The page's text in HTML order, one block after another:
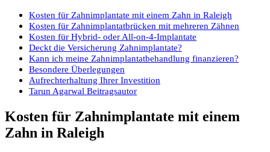
Kosten für Zahnimplantate mit einem Zahn in Raleigh
Kosten für Zahnimplantatbrücken mit mehreren Zähnen
Kosten für Hybrid- oder All-on-4-Implantate
Deckt die Versicherung Zahnimplantate?
Kann ich meine Zahnimplantatbehandlung finanzieren?
Besondere Überlegungen
Aufrechterhaltung Ihrer Investition
Tarun Agarwal Beitragsautor
Kosten für Zahnimplantate mit einem
Zahn in Raleigh